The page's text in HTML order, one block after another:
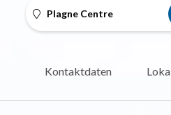
Plagne Centre
Kontaktdaten